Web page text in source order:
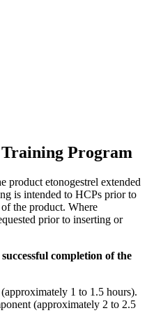
Program
product etonogestrel extended
is intended to HCPs prior to
the product. Where
prior to inserting or
completion of the
1 to 1.5 hours).
(approximately 2 to 2.5